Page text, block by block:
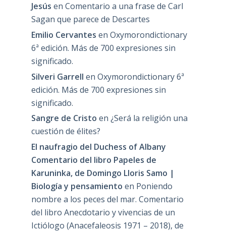
Jesús en Comentario a una frase de Carl
Sagan que parece de Descartes
Emilio Cervantes en Oxymorondictionary
6ª edición. Más de 700 expresiones sin
significado.
Silveri Garrell en Oxymorondictionary 6ª
edición. Más de 700 expresiones sin
significado.
Sangre de Cristo en ¿Será la religión una
cuestión de élites?
El naufragio del Duchess of Albany
Comentario del libro Papeles de
Karuninka, de Domingo Lloris Samo |
Biología y pensamiento en Poniendo
nombre a los peces del mar. Comentario
del libro Anecdotario y vivencias de un
Ictiólogo (Anacefaleosis 1971 – 2018), de